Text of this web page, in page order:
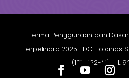
Terma Penggunaan dan Dasar
Terpelihara 2025 TDC Holdings
(1315522-M) AJL